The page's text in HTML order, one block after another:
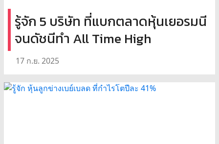
รู้จัก 5 บริษัท ที่แบกตลาดหุ้นเยอรมนี
จนดัชนีทำ All Time High
17 ก.ย. 2025